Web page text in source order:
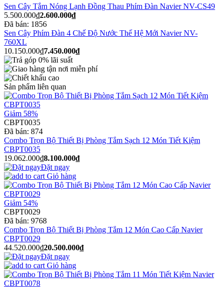
Sen Cây Tắm Nóng Lạnh Đồng Thau Phím Đàn Navier NV-CS49
5.500.000₫2.600.000₫
Đã bán: 1856
Sen Cây Phím Đàn 4 Chế Độ Nước Thế Hệ Mới Navier NV-
760XL
10.150.000₫7.450.000₫
Sản phẩm liên quan
Giảm 58%
CBPT0035
Đã bán: 874
Combo Trọn Bộ Thiết Bị Phòng Tắm Sạch 12 Món Tiết Kiệm
CBPT0035
19.062.000₫8.100.000₫
Đặt ngay
Giỏ hàng
Giảm 54%
CBPT0029
Đã bán: 9768
Combo Trọn Bộ Thiết Bị Phòng Tắm 12 Món Cao Cấp Navier
CBPT0029
44.520.000₫20.500.000₫
Đặt ngay
Giỏ hàng